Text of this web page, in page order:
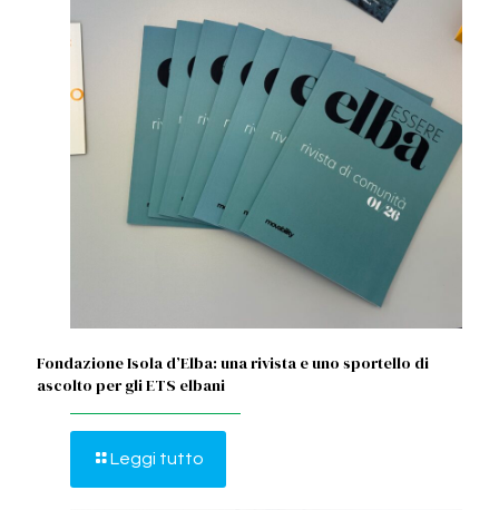
Fondazione Isola d’Elba: una rivista e uno sportello di
ascolto per gli ETS elbani
Leggi tutto